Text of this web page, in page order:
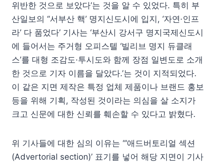
위반한 것으로 보았다’는 것을 알 수 있었다. 특히 부
산일보의 ‘‘서부산 핵’ 명지신도시에 입지, ‘자연·인프
라’ 다 품었다’ 기사는 ‘부산시 강서구 명지국제신도시
에 들어서는 주거형 오피스텔 ‘빌리브 명지 듀클래
스’를 대형 조감도·투시도와 함께 장점 일변도로 소개
한 것으로 기자 이름을 달았다.’는 것이 지적되었다.
이 같은 지면 제작은 특정 업체 제품이나 브랜드 홍보
등을 위해 기획, 작성된 것이라는 의심을 살 소지가
크고 신문에 대한 신뢰를 훼손할 수 있다고 밝혔다.
위 기사들에 대한 심의 이유는 “‘애드버토리얼 섹션
(Advertorial section)’ 표기를 넣어 해당 지면이 기사